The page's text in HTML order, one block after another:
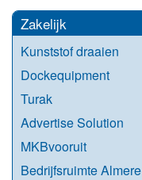
Zakelijk
Kunststof draaien
Dockequipment
Turak
Advertise Solution
MKBvooruit
Bedrijfsruimte Almere